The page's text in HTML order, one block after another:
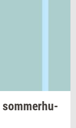
som­mer­hu­